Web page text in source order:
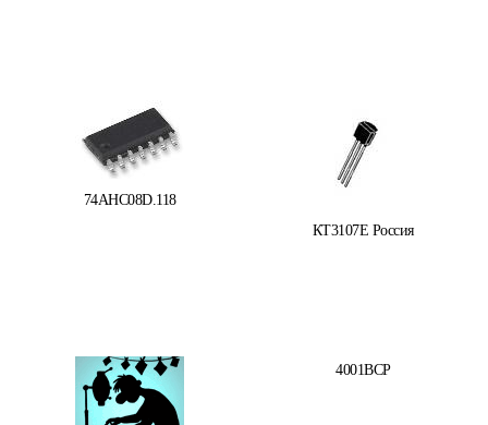
74AHC08D.118
КТ3107Е Россия
4001BCP